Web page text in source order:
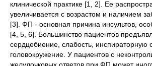
клинической практике [1, 2]. Ее
увеличивается с возрастом и наличием
[3]. ФП - основная причина инсультов,
[4, 5, 6]. Большинство пациентов
сердцебиение, слабость, инспираторную
головокружение. У пациентов с